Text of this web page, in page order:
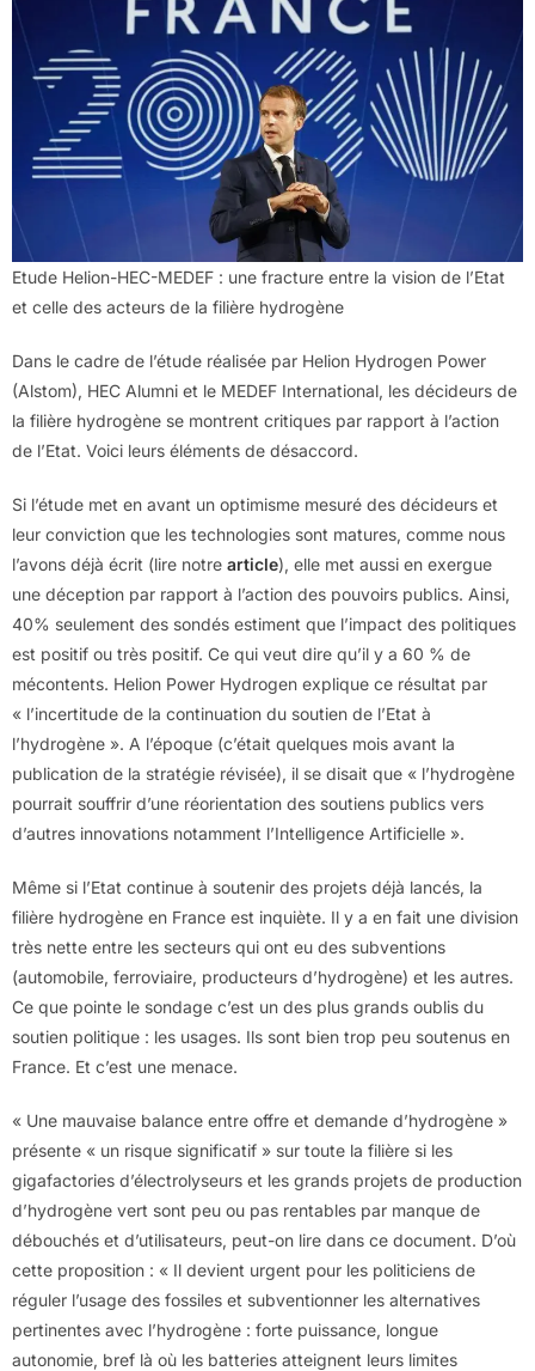
Etude Helion-HEC-MEDEF : une fracture entre la vision de l’Etat
et celle des acteurs de la filière hydrogène
Dans le cadre de l’étude réalisée par Helion Hydrogen Power
(Alstom), HEC Alumni et le MEDEF International, les décideurs de
la filière hydrogène se montrent critiques par rapport à l’action
de l’Etat. Voici leurs éléments de désaccord.
Si l’étude met en avant un optimisme mesuré des décideurs et
leur conviction que les technologies sont matures, comme nous
l’avons déjà écrit (lire notre article), elle met aussi en exergue
une déception par rapport à l’action des pouvoirs publics. Ainsi,
40% seulement des sondés estiment que l’impact des politiques
est positif ou très positif. Ce qui veut dire qu’il y a 60 % de
mécontents. Helion Power Hydrogen explique ce résultat par
« l’incertitude de la continuation du soutien de l’Etat à
l’hydrogène ». A l’époque (c’était quelques mois avant la
publication de la stratégie révisée), il se disait que « l’hydrogène
pourrait souffrir d’une réorientation des soutiens publics vers
d’autres innovations notamment l’Intelligence Artificielle ».
Même si l’Etat continue à soutenir des projets déjà lancés, la
filière hydrogène en France est inquiète. Il y a en fait une division
très nette entre les secteurs qui ont eu des subventions
(automobile, ferroviaire, producteurs d’hydrogène) et les autres.
Ce que pointe le sondage c’est un des plus grands oublis du
soutien politique : les usages. Ils sont bien trop peu soutenus en
France. Et c’est une menace.
« Une mauvaise balance entre offre et demande d’hydrogène »
présente « un risque significatif » sur toute la filière si les
gigafactories d’électrolyseurs et les grands projets de production
d’hydrogène vert sont peu ou pas rentables par manque de
débouchés et d’utilisateurs, peut-on lire dans ce document. D’où
cette proposition : « Il devient urgent pour les politiciens de
réguler l’usage des fossiles et subventionner les alternatives
pertinentes avec l’hydrogène : forte puissance, longue
autonomie, bref là où les batteries atteignent leurs limites